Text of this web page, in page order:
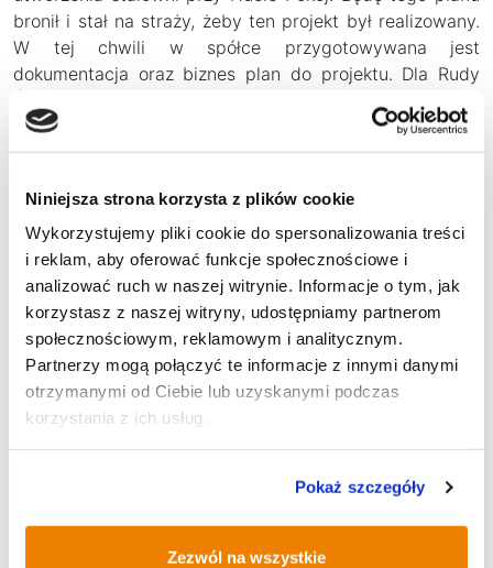
Niniejsza strona korzysta z plików cookie
Wykorzystujemy pliki cookie do spersonalizowania treści
i reklam, aby oferować funkcje społecznościowe i
analizować ruch w naszej witrynie. Informacje o tym, jak
korzystasz z naszej witryny, udostępniamy partnerom
społecznościowym, reklamowym i analitycznym.
Partnerzy mogą połączyć te informacje z innymi danymi
otrzymanymi od Ciebie lub uzyskanymi podczas
korzystania z ich usług.
Pokaż szczegóły
Zezwól na wszystkie
bronił i stał na straży, żeby ten projekt był realizowany.
W tej chwili w spółce przygotowywana jest
dokumentacja oraz biznes plan do projektu. Dla Rudy
ambasadorem. Moja rola będzie taka jak do tej pory,
czyli dbałość o sprawy związane ze Śląskiem i m.in. z
niedawno ogłosiliśmy, że Ruda Śląska otrzyma 250 mln
zł rządowej dotacji w ramach Rządowego Programu
Inwestycji Strategicznych na budowę dwóch odcinków
trasy N-S na północ od Drogowej Trasy Średnicowej.
Długo o to zabiegałem. Zarówno w tym temacie, jak i
innych współpraca z władzami miasta układa się dobrze
i będę się starał kontynuować to z pożytkiem dla Rudy
Śląskiej.
Autor wpisu